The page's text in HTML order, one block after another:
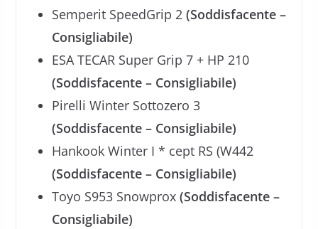
Semperit SpeedGrip 2 (Soddisfacente –
Consigliabile)
ESA TECAR Super Grip 7 + HP 210
(Soddisfacente – Consigliabile)
Pirelli Winter Sottozero 3
(Soddisfacente – Consigliabile)
Hankook Winter I * cept RS (W442
(Soddisfacente – Consigliabile)
Toyo S953 Snowprox (Soddisfacente –
Consigliabile)